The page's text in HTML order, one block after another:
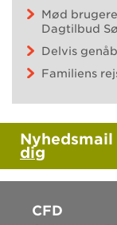
Mød
Dagtilbud
Delvis
Familiens
Nyhedsmail
dig
CFD